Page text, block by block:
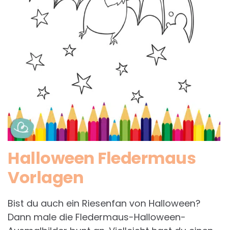
Halloween Fledermaus
Vorlagen
Bist du auch ein Riesenfan von Halloween?
Dann male die Fledermaus-Halloween-